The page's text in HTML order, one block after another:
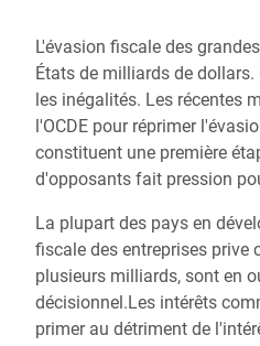
L'évasion fiscale des
États de milliards de
les inégalités. Les récentes
l'OCDE pour réprimer
constituent une première
d'opposants fait pression
La plupart des pays en
fiscale des entreprises prive
plusieurs milliards, sont en
décisionnel.Les intérêts
primer au détriment de